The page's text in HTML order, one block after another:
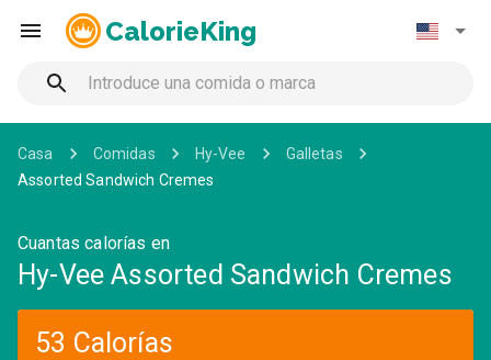
CalorieKing
Casa Comidas Hy-Vee
Galletas
Assorted Sandwich Cremes
Cuantas calorías en
Hy-Vee Assorted Sandwich Cremes
53 Calorías